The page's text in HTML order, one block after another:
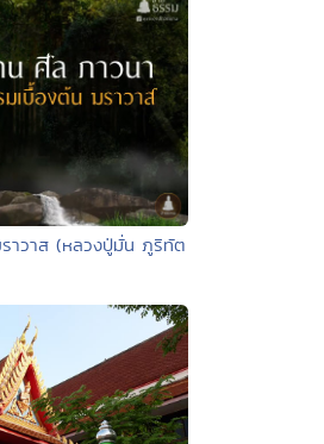
าวาส (หลวงปู่มั่น ภูริทัต